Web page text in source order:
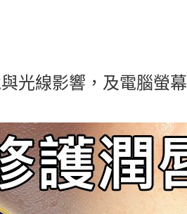
光線影響，及電腦螢